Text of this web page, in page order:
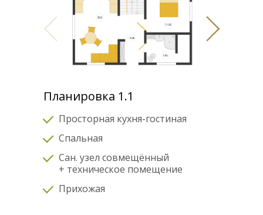
Планировка 1.1
Просторная кухня-гостиная
Спальная
Сан. узел совмещённый
+ техническое помещение
Прихожая